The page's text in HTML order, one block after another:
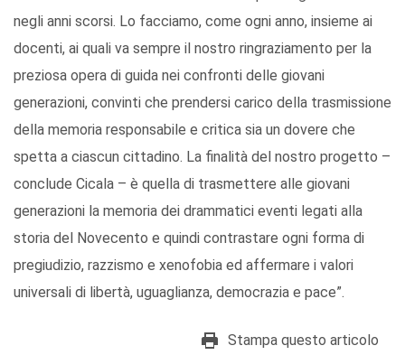
negli anni scorsi. Lo facciamo, come ogni anno, insieme ai
docenti, ai quali va sempre il nostro ringraziamento per la
preziosa opera di guida nei confronti delle giovani
generazioni, convinti che prendersi carico della trasmissione
della memoria responsabile e critica sia un dovere che
spetta a ciascun cittadino. La finalità del nostro progetto –
conclude Cicala – è quella di trasmettere alle giovani
generazioni la memoria dei drammatici eventi legati alla
storia del Novecento e quindi contrastare ogni forma di
pregiudizio, razzismo e xenofobia ed affermare i valori
universali di libertà, uguaglianza, democrazia e pace”.
Stampa questo articolo